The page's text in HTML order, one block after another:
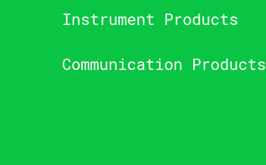
Instrument Products
Communication Products